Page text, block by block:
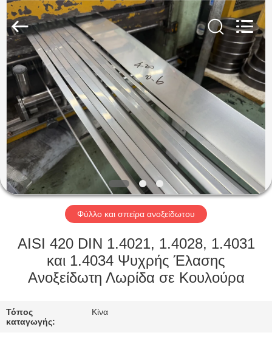
ΣΠΊΤΙ
ΠΡΟΪΌΝΤΑ
ΒΊΝΤΕΟ
ΠΕΡΊΠΟΥ
ΕΜΕΊΣ
ΓΎΡΟΣ
ΕΡΓΟΣΤΑΣΊΩΝ
ΈΛΕΓΧΟΣ
Special
Steel
Co.,
Ltd.
Rights
Reserved.
Φύλλο και σπείρα ανοξείδωτου
AISI 420 DIN 1.4021, 1.4028, 1.4031
και 1.4034 Ψυχρής Έλασης
Ανοξείδωτη Λωρίδα σε Κουλούρα
Τόπος
καταγωγής:
Κίνα